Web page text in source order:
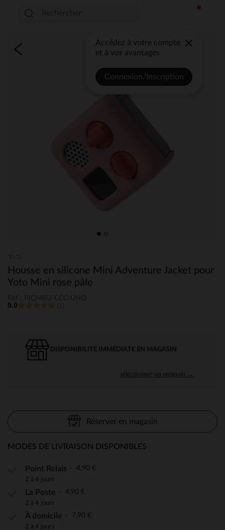
Accédez à votre compte
et à vos avantages
Connexion/Inscription
Housse en silicone Mini Adventure Jacket pour
Yoto Mini rose pâle
5.0
DISPONIBILITÉ IMMÉDIATE EN MAGASIN
sélectionner un magasin →
Réserver en magasin
MODES DE LIVRAISON DISPONIBLES
Point Relais 4,90 €
2 à 4 jours
La Poste 4,90 €
2 à 4 jours
À domicile 7,90 €
2 à 4 jours